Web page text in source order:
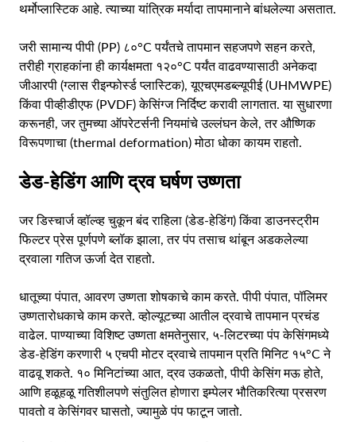
थर्मोप्लास्टिक आहे. त्याच्या यांत्रिक मर्यादा तापमानाने बांधलेल्या असतात.
जरी सामान्य पीपी (PP) ८०°C पर्यंतचे तापमान सहजपणे सहन करते,
तरीही ग्राहकांना ही कार्यक्षमता १२०°C पर्यंत वाढवण्यासाठी अनेकदा
जीआरपी (ग्लास रीइन्फोर्स्ड प्लास्टिक), यूएचएमडब्ल्यूपीई (UHMWPE)
किंवा पीव्हीडीएफ (PVDF) केसिंग्ज निर्दिष्ट करावी लागतात. या सुधारणा
करूनही, जर तुमच्या ऑपरेटर्सनी नियमांचे उल्लंघन केले, तर औष्णिक
विरूपणाचा (thermal deformation) मोठा धोका कायम राहतो.
डेड-हेडिंग आणि द्रव घर्षण उष्णता
जर डिस्चार्ज व्हॉल्व्ह चुकून बंद राहिला (डेड-हेडिंग) किंवा डाउनस्ट्रीम
फिल्टर प्रेस पूर्णपणे ब्लॉक झाला, तर पंप तसाच थांबून अडकलेल्या
द्रवाला गतिज ऊर्जा देत राहतो.
धातूच्या पंपात, आवरण उष्णता शोषकाचे काम करते. पीपी पंपात, पॉलिमर
उष्णतारोधकाचे काम करते. व्होल्यूटच्या आतील द्रवाचे तापमान प्रचंड
वाढेल. पाण्याच्या विशिष्ट उष्णता क्षमतेनुसार, ५-लिटरच्या पंप केसिंगमध्ये
डेड-हेडिंग करणारी ५ एचपी मोटर द्रवाचे तापमान प्रति मिनिट १५°C ने
वाढवू शकते. १० मिनिटांच्या आत, द्रव उकळतो, पीपी केसिंग मऊ होते,
आणि हळूहळू गतिशीलपणे संतुलित होणारा इम्पेलर भौतिकरित्या प्रसरण
पावतो व केसिंगवर घासतो, ज्यामुळे पंप फाटून जातो.